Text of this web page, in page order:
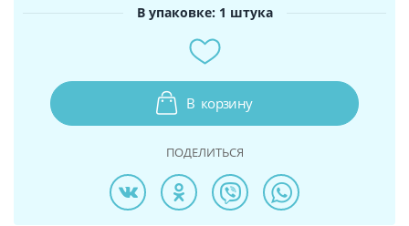
В упаковке: 1 штука
В корзину
ПОДЕЛИТЬСЯ